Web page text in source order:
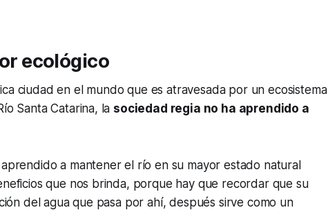
ecológico
ciudad en el mundo que es atravesada por un ecosistema
Santa Catarina, la sociedad regia no ha aprendido a
a mantener el río en su mayor estado natural
que nos brinda, porque hay que recordar que su
del agua que pasa por ahí, después sirve como un